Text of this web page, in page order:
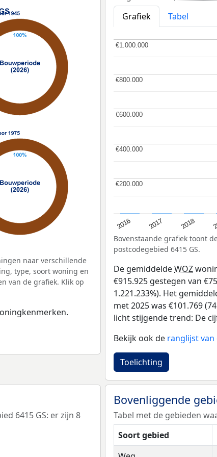
naar verschillende
type, soort woning en
van de grafiek. Klik op
Grafiek
Tabel
2016 2017 2018
€200.000
€200.000
€400.000
€400.000
€600.000
€600.000
€800.000
€800.000
€1.000.000
€1.000.000
Bovenstaande grafiek toont
postcodegebied 6415 GS.
De gemiddeldeWOZ
€915.925 gestegen van
1.221.233%). Het
met 2025 was €101.769
licht stijgende trend: De
Bekijk ook de ranglijst
Toelichting
6415 GS: er zijn 8
Bovenliggende
Tabel met de gebieden
Soort gebied